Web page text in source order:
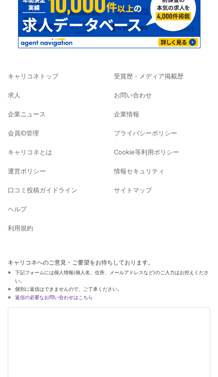
キャリコネトップ
求人
企業ニュース
会員ID管理
キャリコネとは
運営ポリシー
口コミ投稿ガイドライン
ヘルプ
利用規約
受賞歴・メディア掲載歴
お問い合わせ
企業情報
プライバシーポリシー
Cookie等利用ポリシー
情報セキュリティ
サイトマップ
キャリコネへのご意見・ご要望をお待ちしております。
下記フォームには個人情報(個人名、住所、メールアドレスなど)のご入力はお控えくださ
い。
個別に返信はできませんので、ご了承ください。
返信の必要なお問い合わせはこちら